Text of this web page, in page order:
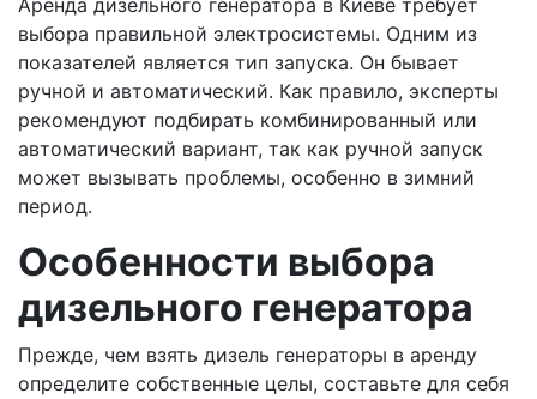
Аренда дизельного генератора в Киеве требует
выбора правильной электросистемы. Одним из
показателей является тип запуска. Он бывает
ручной и автоматический. Как правило, эксперты
рекомендуют подбирать комбинированный или
автоматический вариант, так как ручной запуск
может вызывать проблемы, особенно в зимний
период.
Особенности выбора
дизельного генератора
Прежде, чем взять дизель генераторы в аренду
определите собственные целы, составьте для себя